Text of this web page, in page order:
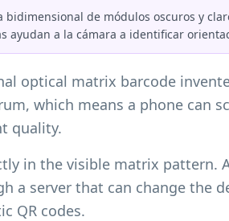
de módulos oscuros y
ayudan a la cámara a identificar
optical matrix barcode
which means a phone can
quality.
in the visible matrix pattern.
a server that can change the
QR codes.